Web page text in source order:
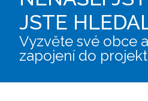
JSTE
Vyzvěte své obce
zapojení do